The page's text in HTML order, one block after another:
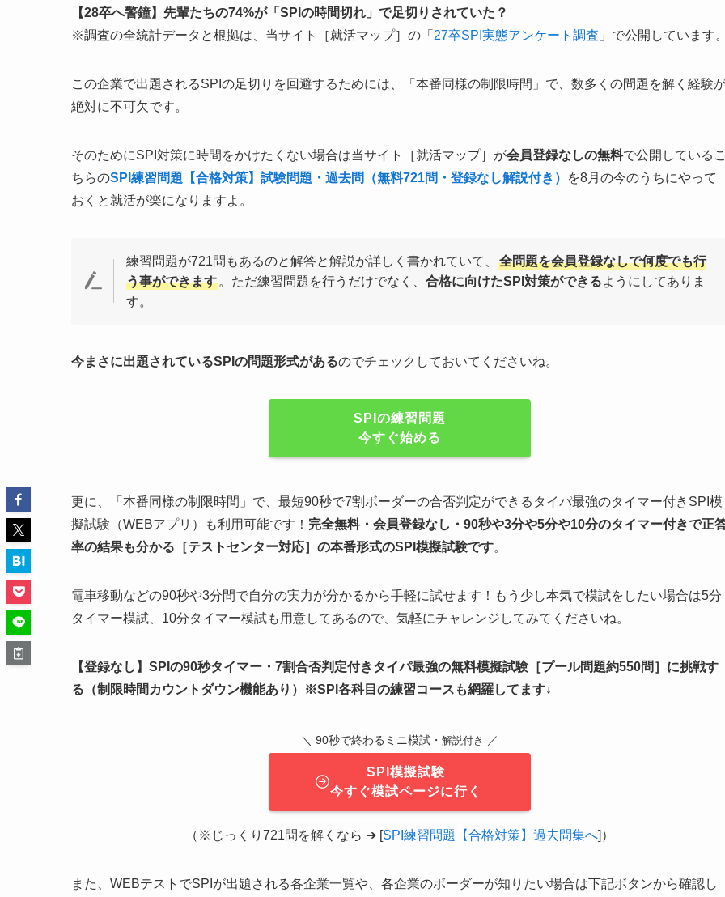
【28卒へ警鐘】先輩たちの74%が「SPIの時間切れ」で足切りされていた？
※調査の全統計データと根拠は、当サイト［就活マップ］の「 27卒SPI実態アンケート調査 」で公開しています
この企業で出題されるSPIの足切りを回避するためには、「本番同様の制限時間」で、数多くの問題を解く経験
絶対に不可欠です。
そのためにSPI対策に時間をかけたくない場合は当サイト［就活マップ］が会員登録なしの無料で公開している
ちらのSPI練習問題【合格対策】試験問題・過去問（無料721問・登録なし解説付き）
を8月の今のうちにやって
おくと就活が楽になりますよ。
練習問題が721問もあるのと解答と解説が詳しく書かれていて、
全問題を会員登録なしで何度でも行
う事ができます 。ただ練習問題を行うだけでなく、 合格に向けたSPI対策ができるようにしてありま
す。
今まさに出題されているSPIの問題形式があるのでチェックしておいてくださいね。
SPIの練習問題
今すぐ始める
更に、「本番同様の制限時間」で、最短90秒で7割ボーダーの合否判定ができるタイパ最強のタイマー付きSPI模
擬試験（WEBアプリ）も利用可能です！ 完全無料・会員登録なし・90秒や3分や5分や10分のタイマー付きで正
率の結果も分かる ［テストセンター対応］ の本番形式のSPI模擬試験です。
電車移動などの90秒や3分間で自分の実力が分かるから手軽に試せます！もう少し本気で模試をしたい場合は5分
タイマー模試、10分タイマー模試も用意してあるので、気軽にチャレンジしてみてくださいね。
【登録なし】SPIの90秒タイマー・7割合否判定付きタイパ最強の無料模擬試験 ［プール問題約550問 ］ に挑戦す
る（制限時間カウントダウン機能あり）※SPI各科目の練習コースも網羅してます↓
＼ 90秒で終わるミニ模試・ 解説付き ／
SPI模擬試験
今すぐ模試ページに行く
（※じっくり721問を解くなら ➔ [SPI練習問題【合格対策】過去問集へ]）
また、WEBテストでSPIが出題される各企業一覧や、各企業のボーダーが知りたい場合は下記ボタンから確認し